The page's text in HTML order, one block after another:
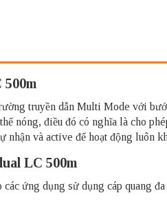
500m
truyền dẫn Multi Mode với
nóng, điều đó có nghĩa là cho
và active để hoạt động luôn
LC 500m
ứng dụng sử dụng cáp quang